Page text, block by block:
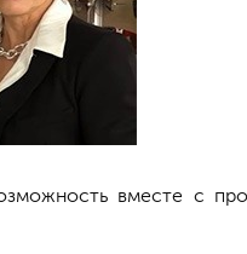
вместе с